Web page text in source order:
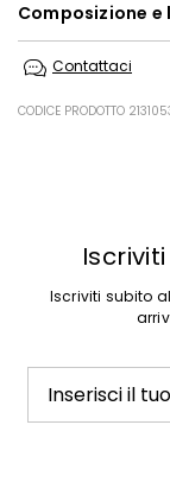
Composizione e
asciugare appeso in
Contattaci
CODICE PRODOTTO
Iscriviti subito
Inserisci il